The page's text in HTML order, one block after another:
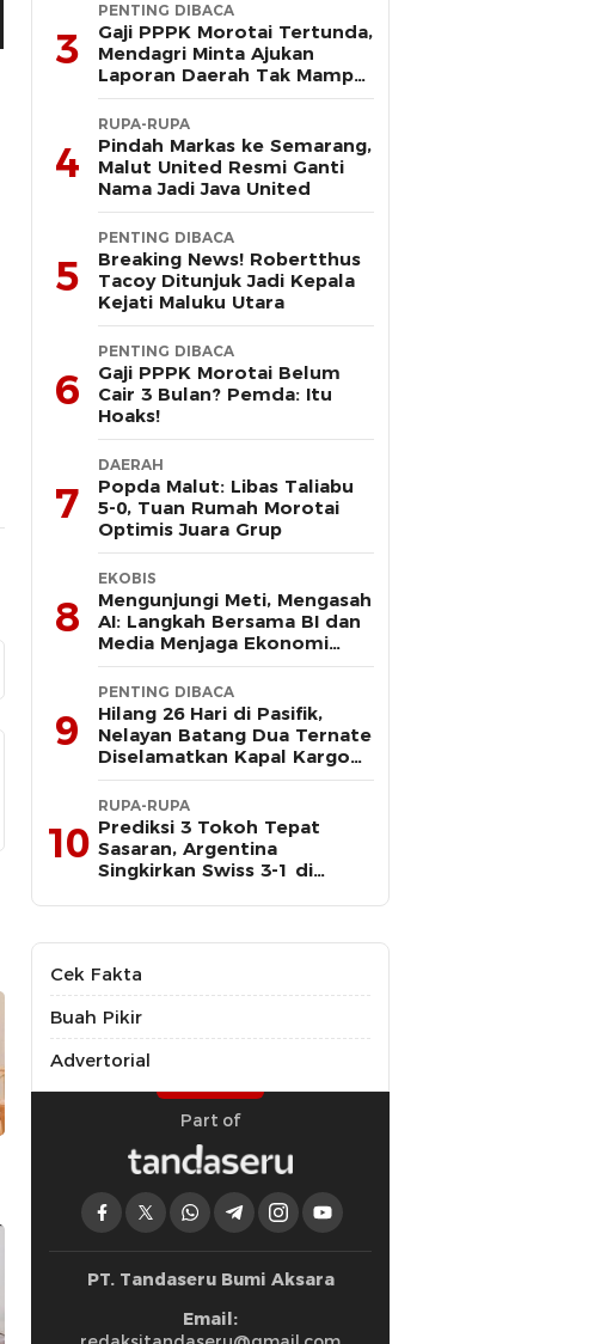
3
PENTING DIBACA
Gaji PPPK Morotai Tertunda,
Mendagri Minta Ajukan
Laporan Daerah Tak Mampu
Bayar Pegawai
4
RUPA-RUPA
Pindah Markas ke Semarang,
Malut United Resmi Ganti
Nama Jadi Java United
5
PENTING DIBACA
Breaking News! Robertthus
Tacoy Ditunjuk Jadi Kepala
Kejati Maluku Utara
6
PENTING DIBACA
Gaji PPPK Morotai Belum
Cair 3 Bulan? Pemda: Itu
Hoaks!
7
DAERAH
Popda Malut: Libas Taliabu
5-0, Tuan Rumah Morotai
Optimis Juara Grup
8
EKOBIS
Mengunjungi Meti, Mengasah
AI: Langkah Bersama BI dan
Media Menjaga Ekonomi
Maluku Utara
9
PENTING DIBACA
Hilang 26 Hari di Pasifik,
Nelayan Batang Dua Ternate
Diselamatkan Kapal Kargo
Prancis
10
RUPA-RUPA
Prediksi 3 Tokoh Tepat
Sasaran, Argentina
Singkirkan Swiss 3-1 di
Cek Fakta
Buah Pikir
Advertorial
Part of
PT. Tandaseru Bumi Aksara
Email: